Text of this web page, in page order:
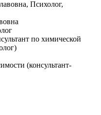
(консультант-